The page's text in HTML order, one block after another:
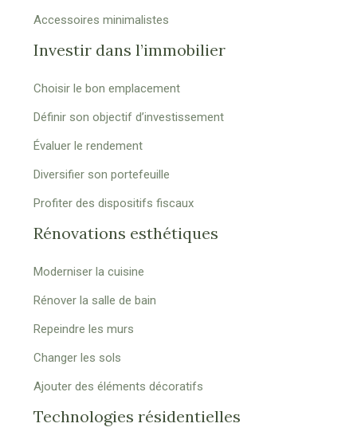
Accessoires minimalistes
Investir dans l’immobilier
Choisir le bon emplacement
Définir son objectif d’investissement
Évaluer le rendement
Diversifier son portefeuille
Profiter des dispositifs fiscaux
Rénovations esthétiques
Moderniser la cuisine
Rénover la salle de bain
Repeindre les murs
Changer les sols
Ajouter des éléments décoratifs
Technologies résidentielles